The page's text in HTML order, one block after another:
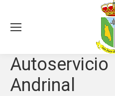
Autoservicio
Andrinal